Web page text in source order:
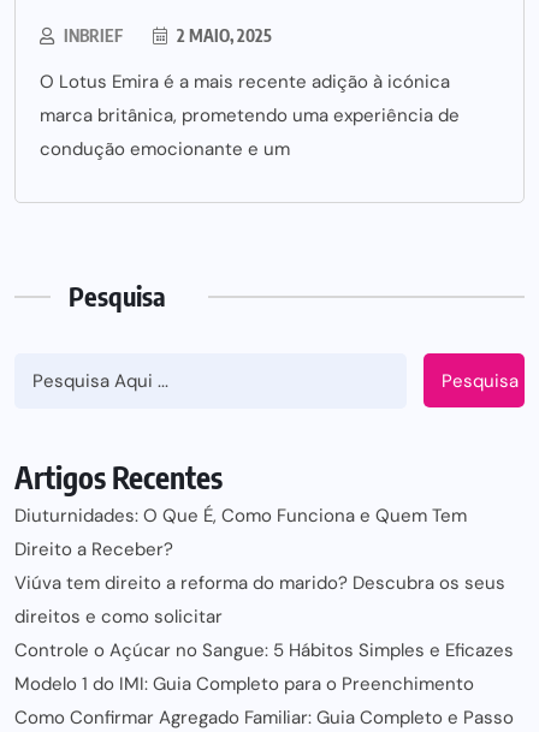
INBRIEF 2 MAIO, 2025
O Lotus Emira é a mais recente adição à icónica
marca britânica, prometendo uma experiência de
condução emocionante e um
Pesquisa
Pesquisa
Artigos Recentes
Diuturnidades: O Que É, Como Funciona e Quem Tem
Direito a Receber?
Viúva tem direito a reforma do marido? Descubra os seus
direitos e como solicitar
Controle o Açúcar no Sangue: 5 Hábitos Simples e Eficazes
Modelo 1 do IMI: Guia Completo para o Preenchimento
Como Confirmar Agregado Familiar: Guia Completo e Passo